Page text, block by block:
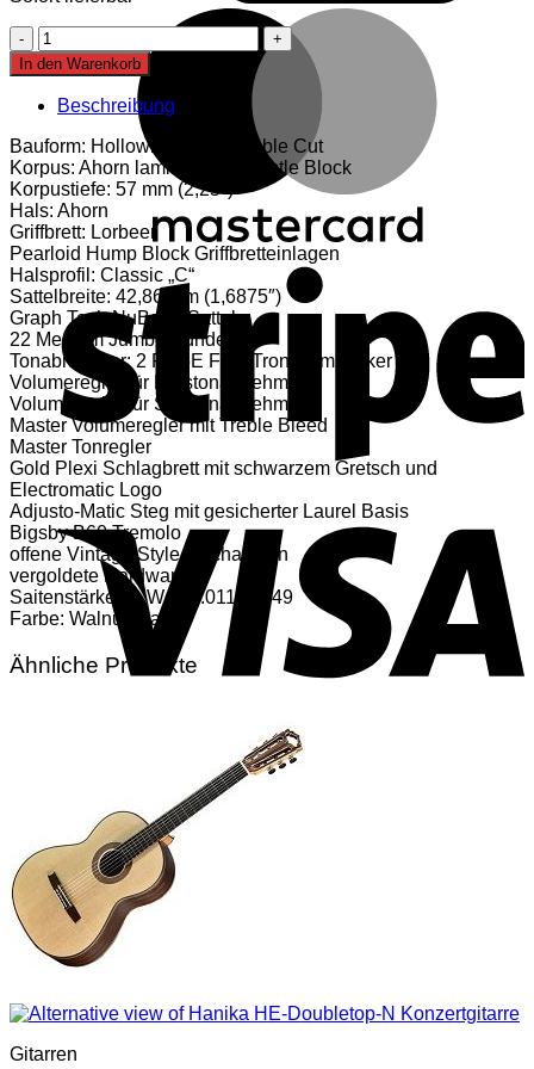
Gretsch
G5422TG
EMTC
HLW
Menge
In den Warenkorb
Beschreibung
Bauform: Hollowbody mit Double Cut
Korpus: Ahorn laminiert mit Trestle Block
Korpustiefe: 57 mm (2,25″)
Hals: Ahorn
Griffbrett: Lorbeer
Pearloid Hump Block Griffbretteinlagen
Halsprofil: Classic „C“
Sattelbreite: 42,86 mm (1,6875″)
Graph Tech NuBone Sattel
22 Medium Jumbo Bünde
Tonabnehmer: 2 FT-5E FilterTron Humbucker
Volumeregler für Halstonabnehmer
Volumeregler für Stegtonabnehmer
Master Volumeregler mit Treble Bleed
Master Tonregler
Gold Plexi Schlagbrett mit schwarzem Gretsch und
Electromatic Logo
Adjusto-Matic Steg mit gesicherter Laurel Basis
Bigsby B60 Tremolo
offene Vintage Style Mechaniken
vergoldete Hardware
Saitenstärke ab Werk: .011 – .049
Farbe: Walnut Stain
Ähnliche Produkte
Gitarren